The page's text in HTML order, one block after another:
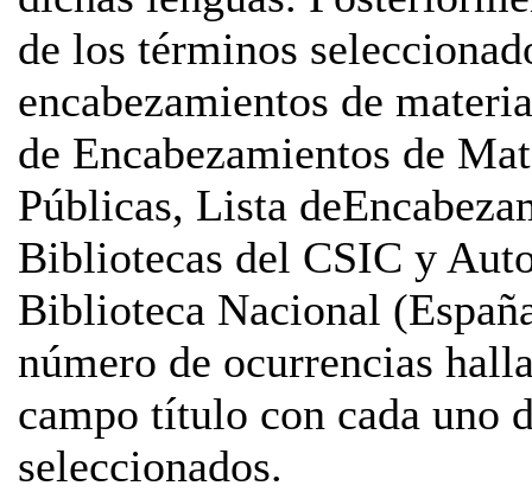
de los términos
encabezamientos de
de Encabezamientos de
Públicas, Lista
Bibliotecas del CSIC y
Biblioteca Nacional
número de ocurrencias
campo título con cada uno
seleccionados.